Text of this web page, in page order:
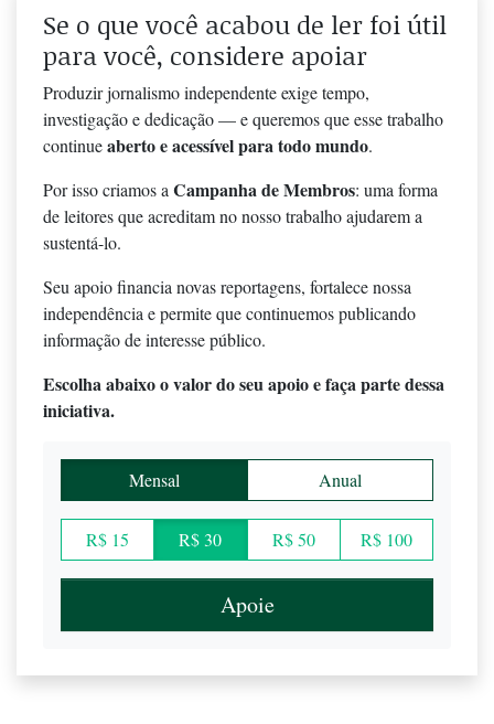
Se o que você acabou de ler foi útil
para você, considere apoiar
Produzir jornalismo independente exige tempo,
investigação e dedicação — e queremos que esse trabalho
continueaberto e acessível para todo mundo.
Por isso criamos a Campanha de Membros: uma forma
de leitores que acreditam no nosso trabalho ajudarem a
sustentá-lo.
Seu apoio financia novas reportagens, fortalece nossa
independência e permite que continuemos publicando
informação de interesse público.
Escolha abaixo o valor do seu apoio e faça parte dessa
iniciativa.
Mensal Anual
R$ 15 R$ 30 R$ 50 R$ 100
Apoie